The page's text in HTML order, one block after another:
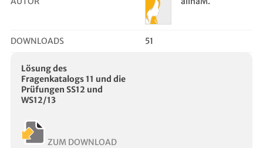
DOWNLOADS 51
Lösung des
Fragenkatalogs 11 und die
Prüfungen SS12 und
WS12/13
ZUM DOWNLOAD